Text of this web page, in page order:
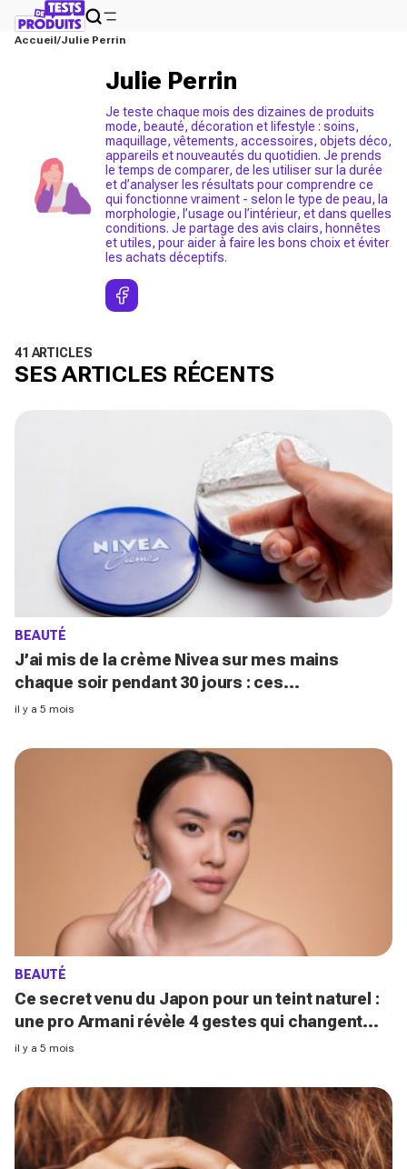
Accueil Julie Perrin
Julie Perrin
Je teste chaque mois des dizaines de produits
mode, beauté, décoration et lifestyle : soins,
maquillage, vêtements, accessoires, objets déco,
appareils et nouveautés du quotidien. Je prends
le temps de comparer, de les utiliser sur la durée
et d’analyser les résultats pour comprendre ce
qui fonctionne vraiment - selon le type de peau, la
morphologie, l’usage ou l’intérieur, et dans quelles
conditions. Je partage des avis clairs, honnêtes
et utiles, pour aider à faire les bons choix et éviter
les achats déceptifs.
41 ARTICLES
SES ARTICLES RÉCENTS
BEAUTÉ
J’ai mis de la crème Nivea sur mes mains
chaque soir pendant 30 jours : ces
changements inattendus m’ont bluffée
il y a 5 mois
BEAUTÉ
Ce secret venu du Japon pour un teint naturel :
une pro Armani révèle 4 gestes qui changent
tout (c'est bluffant !)
il y a 5 mois